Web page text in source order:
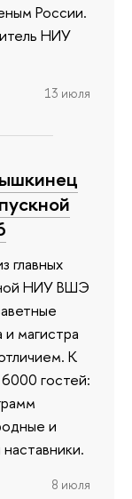
России.
НИУ
13 июля
главных
НИУ ВШЭ
магистра
К
гостей:
и
8 июля